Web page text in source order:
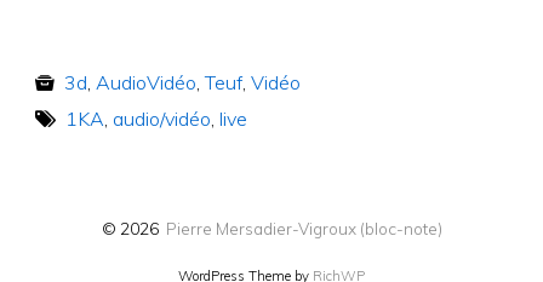
3d AudioVidéo ,Teuf, Vidéo
1KA audio/vidéo live
© 2026 Pierre Mersadier-Vigroux (bloc-note)
WordPress Theme by RichWP